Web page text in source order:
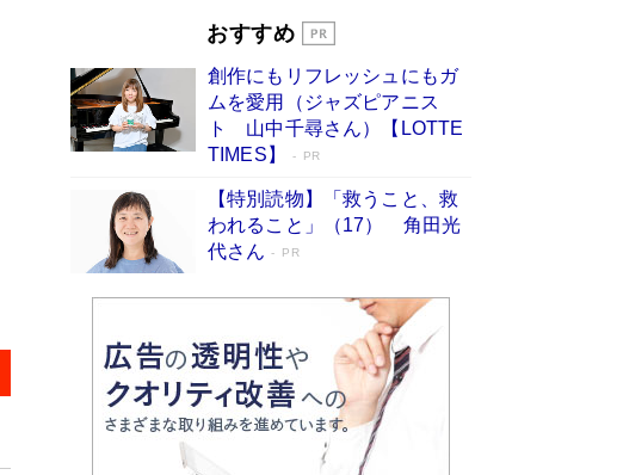
「宇宙兄弟」最終46巻がベストセラー1
物語に幕 特装版には「宇宙で描かれたマ
ンガ」も収録
Book Bang
美輪明宏 晩年の回答を集めた『ほほえんで生き
るための人生相談』がランクイン［エンターテイ
メントベストセラー］
Book Bang
「『火垂るの墓』は、大嘘である」原作者が抱き
続けた“自責の念”とは…「自己憐憫は描きたくな
い」監督が徹底的にこだわったこと（後編） #
戦争の記憶
Book Bang
皇室はなぜ世界から尊敬されているのか？ 「天
皇陛下はお元気でおられるか」がサウジ国王の第
一声になる理由
Book Bang
東野圭吾、伊坂幸太郎の人気シリーズ最新作どち
らも文庫化 映画化された直木賞受賞作もランク
イン［文庫ベストセラー］
Book Bang
おすすめ
創作にもリフレッシュにもガ
ムを愛用（ジャズピアニス
ト 山中千尋さん）【LOTTE
TIMES】
PR
【特別読物】「救うこと、救
われること」（17） 角田光
代さん
PR